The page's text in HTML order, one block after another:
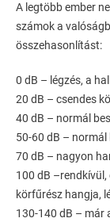
A legtöbb ember
számok a
összehasonlítást:
0 dB – légzés, a
20 dB – csendes
40 dB – normál
50-60 dB –
70 dB – nagyon
100 dB
körfűrész hangja,
130-140 dB – már